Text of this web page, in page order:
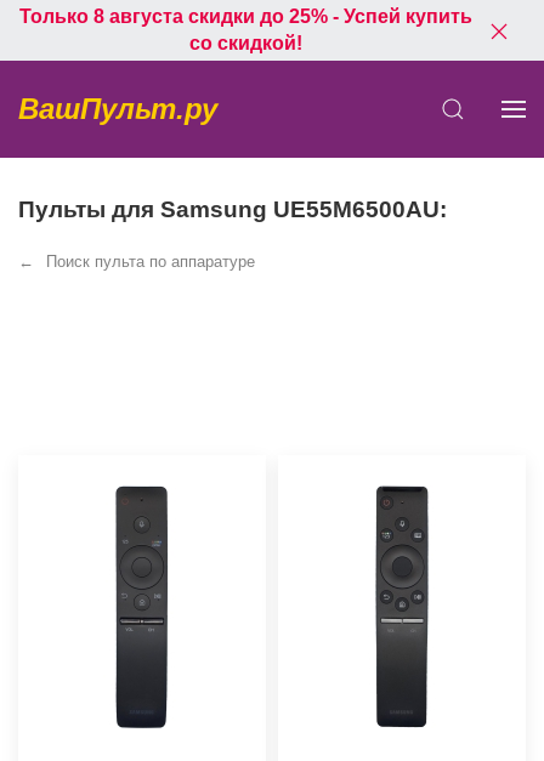
Только 8 августа скидки до 25% - Успей купить
со скидкой!
ВашПульт.ру
Пульты для Samsung UE55M6500AU:
Поиск пульта по аппаратуре